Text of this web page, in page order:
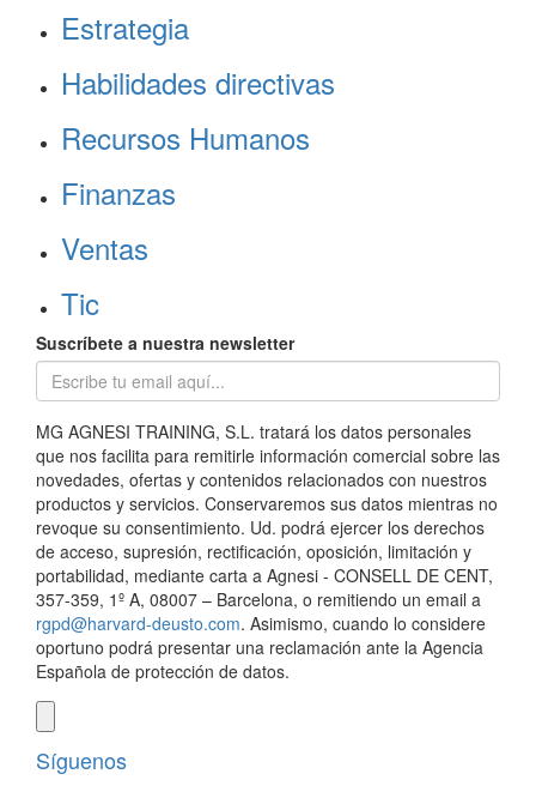
Estrategia
Habilidades directivas
Recursos Humanos
Finanzas
Ventas
Tic
Suscríbete a nuestra newsletter
MG AGNESI TRAINING, S.L. tratará los datos personales
que nos facilita para remitirle información comercial sobre las
novedades, ofertas y contenidos relacionados con nuestros
productos y servicios. Conservaremos sus datos mientras no
revoque su consentimiento. Ud. podrá ejercer los derechos
de acceso, supresión, rectificación, oposición, limitación y
portabilidad, mediante carta a Agnesi - CONSELL DE CENT,
357-359, 1º A, 08007 – Barcelona, o remitiendo un email a
rgpd@harvard-deusto.com. Asimismo, cuando lo considere
oportuno podrá presentar una reclamación ante la Agencia
Española de protección de datos.
Síguenos